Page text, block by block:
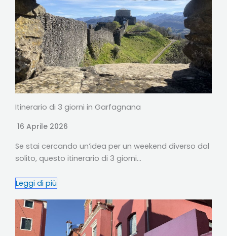
Itinerario di 3 giorni in Garfagnana
16 Aprile 2026
Se stai cercando un’idea per un weekend diverso dal
solito, questo itinerario di 3 giorni…
Leggi di più